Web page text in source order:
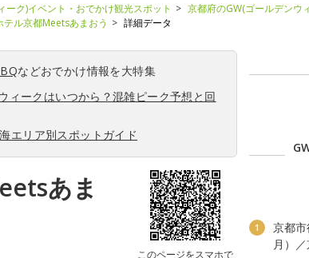
ーク)イベント・おでかけ観光スポット
京都府のGW(ゴールデンウ
テル京都Meetsあまおう 詳細データ
などおでかけ情報を大特集
ィークはいつから？混雑ピーク予想と回
エリア別スポットガイド
あま
このページをスマホで
1
京都
月）